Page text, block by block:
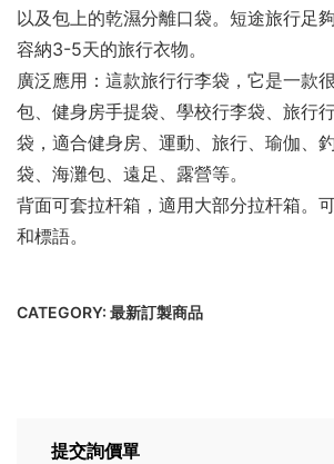
以及包上的乾濕分離口袋。短途旅行足
容納3-5天的旅行衣物。
廣泛應用：這款旅行行李袋，它是一款
包、健身房手提袋、學校行李袋、旅行
袋，適合健身房、運動、旅行、瑜伽、
袋、海灘包、遠足、露營等。
背面可套拉杆箱，適用大部分拉杆箱。
和標語。
CATEGORY: 最新訂製商品
提交詢價單